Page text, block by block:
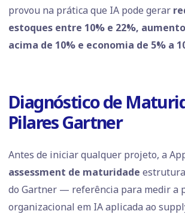
provou na prática que IA pode gerar
estoques entre 10% e 22%,
acima de 10% e economia de 5% a
Diagnóstico de
Pilares Gartner
Antes de iniciar qualquer projeto, a
assessment de maturidade
do Gartner — referência para medir a
organizacional em IA aplicada ao